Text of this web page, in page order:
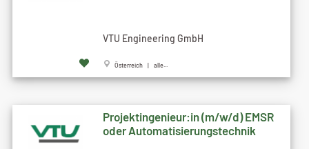
VTU Engineering GmbH
Österreich | alle...
Projektingenieur:in (m/w/d) EMSR
oder Automatisierungstechnik